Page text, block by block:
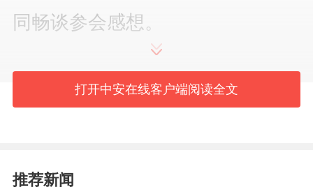
同畅谈参会感想。
打开中安在线客户端阅读全文
推荐新闻